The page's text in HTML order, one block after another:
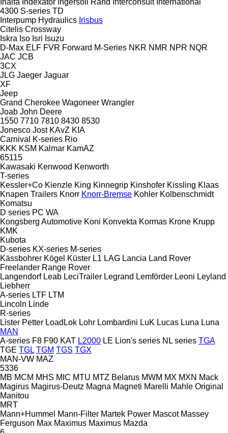
4300 S-series TD
Interpump Hydraulics Irisbus
Citelis Crossway
Iskra Iso Isri Isuzu
D-Max ELF FVR Forward M-Series NKR NMR NPR NQR
JAC JCB
3CX
JLG Jaeger Jaguar
XF
Jeep
Grand Cherokee Wagoneer Wrangler
Joab John Deere
1550 7710 7810 8430 8530
Jonesco Jost KAvZ KIA
Carnival
K-series Rio
KKK KSM Kalmar KamAZ
65115
Kawasaki Kenwood Kenworth
T-series
Kessler+Co Kienzle King Kinnegrip Kinshofer Kissling Klaas
Knapen Trailers Knorr Knorr-Bremse Kohler Kolbenschmidt
Komatsu
D series PC WA
Kongsberg Automotive Koni Konvekta Kormas Krone Krupp
KMK
Kubota
D-series KX-series M-series
Kässbohrer Kögel Küster L1 LAG Lancia Land Rover
Freelander Range Rover
Langendorf Leab LeciTrailer Legrand Lemförder Leoni Leyland
Liebherr
A-series LTF LTM
Lincoln Linde
R-series
Lister Petter LoadLok Lohr Lombardini LuK Lucas Luna Luna
MAN
A-series F8 F90 KAT L2000 LE Lion's series NL series TGA
TGE TGL TGM TGS TGX
MAN-VW MAZ
5336
MB MCM MHS MIC MTU MTZ Belarus MWM MX MXN Mack
Magirus Magirus-Deutz Magna Magneti Marelli Mahle Original
Manitou
MRT
Mann+Hummel Mann-Filter Martek Power Mascot Massey
Ferguson Max Maximus Maximus Mazda